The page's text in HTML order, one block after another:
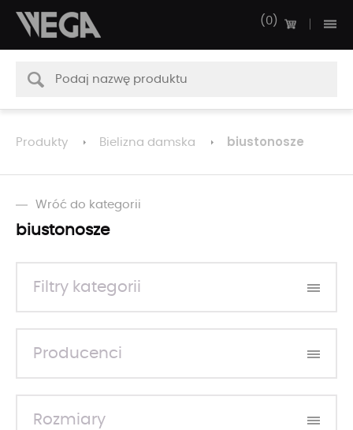
0
Produkty Bielizna damska biustonosze
Wróć do kategorii
biustonosze
Filtry kategorii
Producenci
Rozmiary